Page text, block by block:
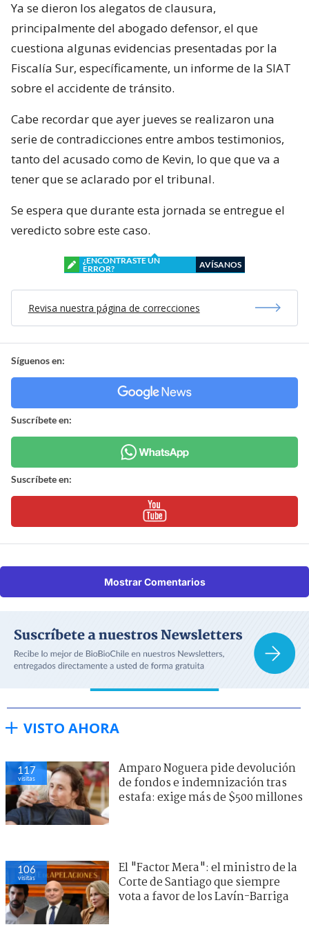
Ya se dieron los alegatos de clausura,
principalmente del abogado defensor, el que
cuestiona algunas evidencias presentadas por la
Fiscalía Sur, específicamente, un informe de la SIAT
sobre el accidente de tránsito.
Cabe recordar que ayer jueves se realizaron una
serie de contradicciones entre ambos testimonios,
tanto del acusado como de Kevin, lo que que va a
tener que se aclarado por el tribunal.
Se espera que durante esta jornada se entregue el
veredicto sobre este caso.
¿ENCONTRASTE UN
ERROR?
AVÍSANOS
Revisa nuestra página de correcciones
Síguenos en:
Suscríbete en:
Suscríbete en:
Mostrar Comentarios
VISTO AHORA
117
visitas
Amparo Noguera pide devolución
de fondos e indemnización tras
estafa: exige más de $500 millones
106
visitas
El "Factor Mera": el ministro de la
Corte de Santiago que siempre
vota a favor de los Lavín-Barriga